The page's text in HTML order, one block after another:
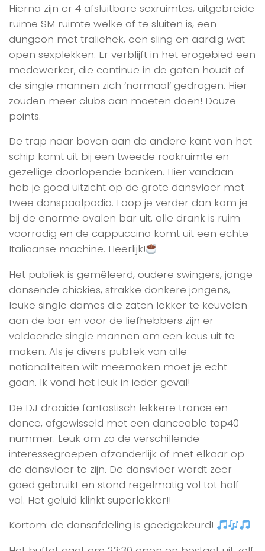
Hierna zijn er 4 afsluitbare sexruimtes, uitgebreide
ruime SM ruimte welke af te sluiten is, een
dungeon met traliehek, een sling en aardig wat
open sexplekken. Er verblijft in het erogebied een
medewerker, die continue in de gaten houdt of
de single mannen zich ‘normaal’ gedragen. Hier
zouden meer clubs aan moeten doen! Douze
points.
De trap naar boven aan de andere kant van het
schip komt uit bij een tweede rookruimte en
gezellige doorlopende banken. Hier vandaan
heb je goed uitzicht op de grote dansvloer met
twee danspaalpodia. Loop je verder dan kom je
bij de enorme ovalen bar uit, alle drank is ruim
voorradig en de cappuccino komt uit een echte
Italiaanse machine. Heerlijk!
Het publiek is gemêleerd, oudere swingers, jonge
dansende chickies, strakke donkere jongens,
leuke single dames die zaten lekker te keuvelen
aan de bar en voor de liefhebbers zijn er
voldoende single mannen om een keus uit te
maken. Als je divers publiek van alle
nationaliteiten wilt meemaken moet je echt
gaan. Ik vond het leuk in ieder geval!
De DJ draaide fantastisch lekkere trance en
dance, afgewisseld met een danceable top40
nummer. Leuk om zo de verschillende
interessegroepen afzonderlijk of met elkaar op
de dansvloer te zijn. De dansvloer wordt zeer
goed gebruikt en stond regelmatig vol tot half
vol. Het geluid klinkt superlekker!!
Kortom: de dansafdeling is goedgekeurd!